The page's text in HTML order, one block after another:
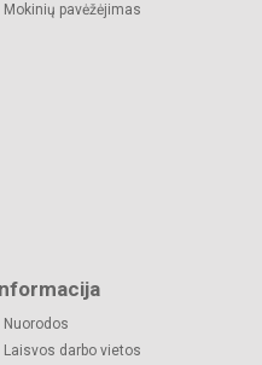
Mokinių pavėžėjimas
Nuorodos
Laisvos darbo vietos